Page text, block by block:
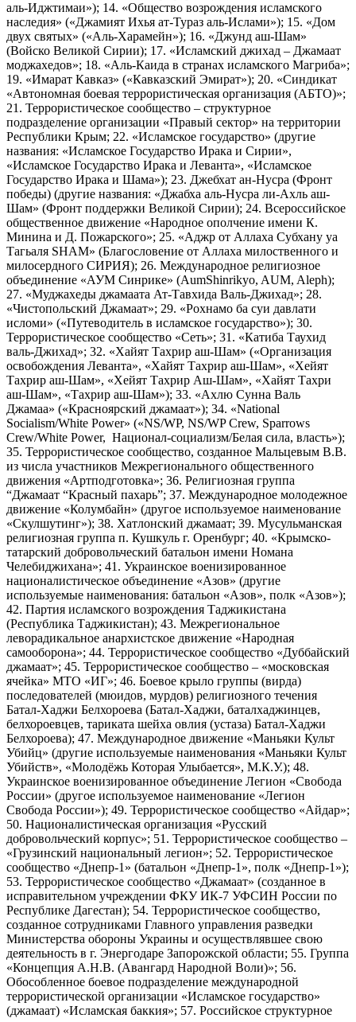
аль-Иджтимаи»); 14. «Общество возрождения исламского
наследия» («Джамият Ихья ат-Тураз аль-Ислами»); 15. «Дом
двух святых» («Аль-Харамейн»); 16. «Джунд аш-Шам»
(Войско Великой Сирии); 17. «Исламский джихад – Джамаат
моджахедов»; 18. «Аль-Каида в странах исламского Магриба»;
19. «Имарат Кавказ» («Кавказский Эмират»); 20. «Синдикат
«Автономная боевая террористическая организация (АБТО)»;
21. Террористическое сообщество – структурное
подразделение организации «Правый сектор» на территории
Республики Крым; 22. «Исламское государство» (другие
названия: «Исламское Государство Ирака и Сирии»,
«Исламское Государство Ирака и Леванта», «Исламское
Государство Ирака и Шама»); 23. Джебхат ан-Нусра (Фронт
победы) (другие названия: «Джабха аль-Нусра ли-Ахль аш-
Шам» (Фронт поддержки Великой Сирии); 24. Всероссийское
общественное движение «Народное ополчение имени К.
Минина и Д. Пожарского»; 25. «Аджр от Аллаха Субхану уа
Тагьаля SHAM» (Благословение от Аллаха милоственного и
милосердного СИРИЯ); 26. Международное религиозное
объединение «АУМ Синрике» (AumShinrikyo, AUM, Aleph);
27. «Муджахеды джамаата Ат-Тавхида Валь-Джихад»; 28.
«Чистопольский Джамаат»; 29. «Рохнамо ба суи давлати
исломи» («Путеводитель в исламское государство»); 30.
Террористическое сообщество «Сеть»; 31. «Катиба Таухид
валь-Джихад»; 32. «Хайят Тахрир аш-Шам» («Организация
освобождения Леванта», «Хайят Тахрир аш-Шам», «Хейят
Тахрир аш-Шам», «Хейят Тахрир Аш-Шам», «Хайят Тахри
аш-Шам», «Тахрир аш-Шам»); 33. «Ахлю Сунна Валь
Джамаа» («Красноярский джамаат»); 34. «National
Socialism/White Power» («NS/WP, NS/WP Crew, Sparrows
Crew/White Power, Национал-социализм/Белая сила, власть»);
35. Террористическое сообщество, созданное Мальцевым В.В.
из числа участников Межрегионального общественного
движения «Артподготовка»; 36. Религиозная группа
“Джамаат “Красный пахарь”; 37. Международное молодежное
движение «Колумбайн» (другое используемое наименование
«Скулшутинг»); 38. Хатлонский джамаат; 39. Мусульманская
религиозная группа п. Кушкуль г. Оренбург; 40. «Крымско-
татарский добровольческий батальон имени Номана
Челебиджихана»; 41. Украинское военизированное
националистическое объединение «Азов» (другие
используемые наименования: батальон «Азов», полк «Азов»);
42. Партия исламского возрождения Таджикистана
(Республика Таджикистан); 43. Межрегиональное
леворадикальное анархистское движение «Народная
самооборона»; 44. Террористическое сообщество «Дуббайский
джамаат»; 45. Террористическое сообщество – «московская
ячейка» МТО «ИГ»; 46. Боевое крыло группы (вирда)
последователей (мюидов, мурдов) религиозного течения
Батал-Хаджи Белхороева (Батал-Хаджи, баталхаджинцев,
белхороевцев, тариката шейха овлия (устаза) Батал-Хаджи
Белхороева); 47. Международное движение «Маньяки Культ
Убийц» (другие используемые наименования «Маньяки Культ
Убийств», «Молодёжь Которая Улыбается», М.К.У.); 48.
Украинское военизированное объединение Легион «Свобода
России» (другое используемое наименование «Легион
Свобода России»); 49. Террористическое сообщество «Айдар»;
50. Националистическая организация «Русский
добровольческий корпус»; 51. Террористическое сообщество –
«Грузинский национальный легион»; 52. Террористическое
сообщество «Днепр-1» (батальон «Днепр-1», полк «Днепр-1»);
53. Террористическое сообщество «Джамаат» (созданное в
исправительном учреждении ФКУ ИК-7 УФСИН России по
Республике Дагестан); 54. Террористическое сообщество,
созданное сотрудниками Главного управления разведки
Министерства обороны Украины и осуществлявшее свою
деятельность в г. Энергодаре Запорожской области; 55. Группа
«Концепция А.Н.В. (Авангард Народной Воли)»; 56.
Обособленное боевое подразделение международной
террористической организации «Исламское государство»
(джамаат) «Исламская баккия»; 57. Российское структурное